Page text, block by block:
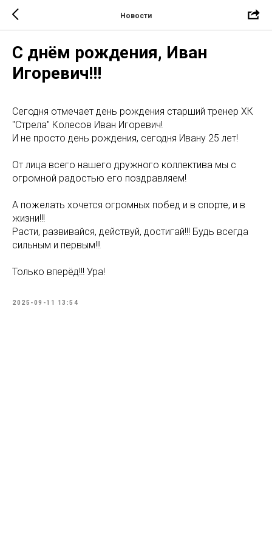
Новости
С днём рождения, Иван
Игоревич!!!
Сегодня отмечает день рождения старший тренер ХК
"Стрела" Колесов Иван Игоревич!
И не просто день рождения, сегодня Ивану 25 лет!
От лица всего нашего дружного коллектива мы с
огромной радостью его поздравляем!
А пожелать хочется огромных побед и в спорте, и в
жизни!!!
Расти, развивайся, действуй, достигай!!! Будь всегда
сильным и первым!!!
Только вперёд!!! Ура!
2025-09-11 13:54